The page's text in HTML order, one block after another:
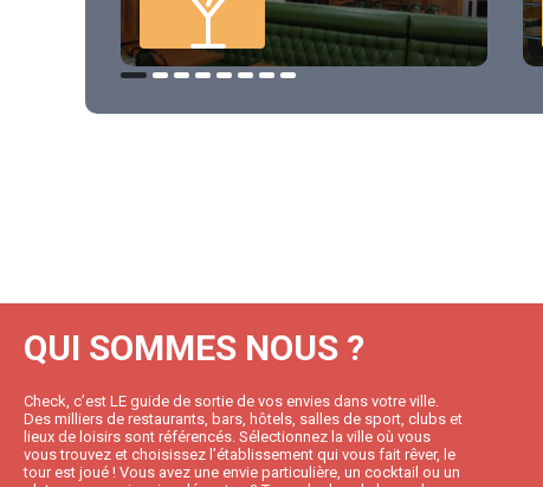
QUI SOMMES NOUS ?
Check, c’est LE guide de sortie de vos envies dans votre ville.
Des milliers de restaurants, bars, hôtels, salles de sport, clubs et
lieux de loisirs sont référencés. Sélectionnez la ville où vous
vous trouvez et choisissez l’établissement qui vous fait rêver, le
tour est joué ! Vous avez une envie particulière, un cocktail ou un